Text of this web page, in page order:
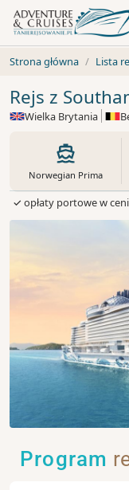
Strona główna Lista
Rejs z
Wielka Brytania
Norwegian Prima
✓ opłaty portowe w
Program